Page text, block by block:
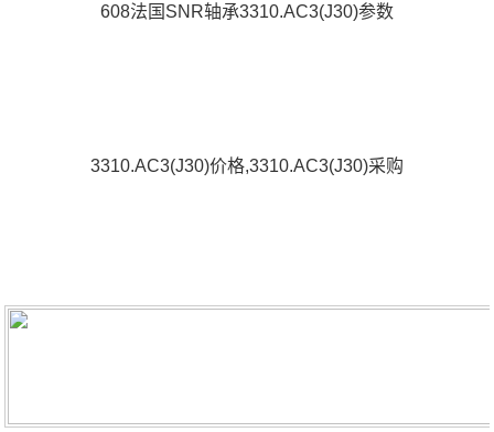
608法国SNR轴承3310.AC3(J30)参数
3310.AC3(J30)价格,3310.AC3(J30)采购